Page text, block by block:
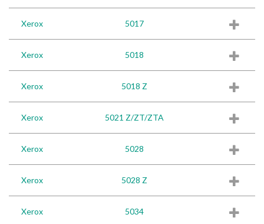
Xerox 5017
Xerox 5018
Xerox 5018 Z
Xerox 5021 Z/ZT/ZTA
Xerox 5028
Xerox 5028 Z
Xerox 5034